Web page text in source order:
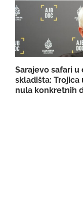
Sarajevo safari
skladišta:
nula konkretnih